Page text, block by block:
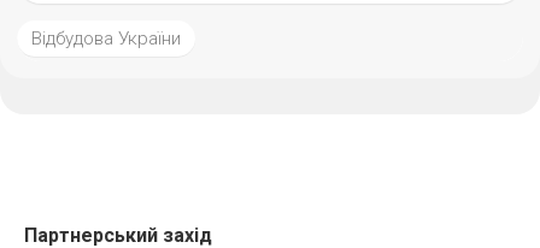
Відбудова України
Партнерський захід